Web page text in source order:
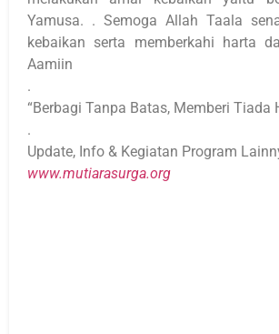
Yamusa. . Semoga Allah Taala
kebaikan serta memberkahi harta
Aamiin
.
“Berbagi Tanpa Batas, Memberi Tiada
.
Update, Info & Kegiatan Program
www.mutiarasurga.org